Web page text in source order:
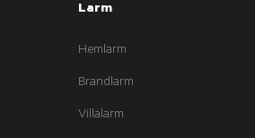
Larm
Hemlarm
Brandlarm
Villalarm